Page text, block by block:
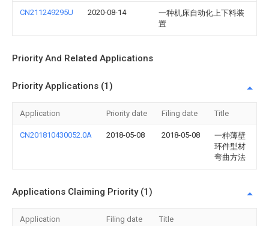
CN211249295U 2020-08-14
一种机床自动化上下料装
置
Priority And Related Applications
Priority Applications (1)
Application Priority date Filing date Title
CN201810430052.0A 2018-05-08 2018-05-08
一种薄壁
环件型材
弯曲方法
Applications Claiming Priority (1)
Application Filing date Title